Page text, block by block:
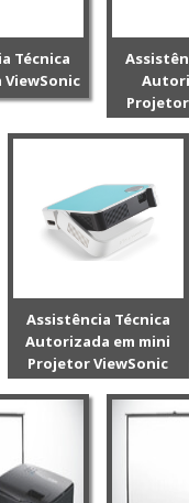
Técnica
Assistência Técnica
Autorizada em mini
Projetor ViewSonic